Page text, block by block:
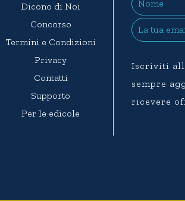
Dicono di Noi
Concorso
Termini e Condizioni
Privacy
Contatti
Supporto
Per le edicole
Iscriviti
sempre
ricevere